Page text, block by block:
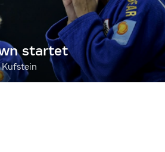
startet
Kufstein